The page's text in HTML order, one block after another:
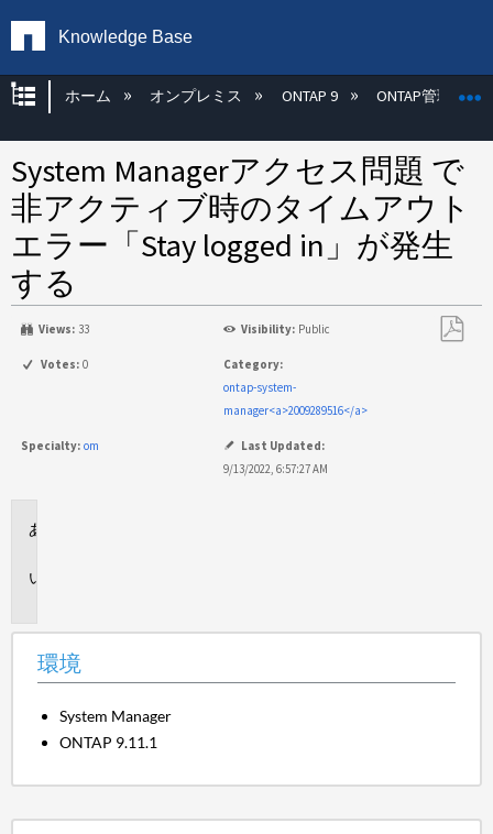
Knowledge Base
グローバル階層を展開/折りたたむ
ホーム オンプレミス ONTAP 9 ONTAP管理
System Managerアクセス問題 で
非アクティブ時のタイムアウト
エラー「Stay logged in」が発生
する
Views: 33 Visibility: Public
Votes: 0
Category:
ontap-system-
manager<a>2009289516</a>
Specialty: om
Last Updated:
9/13/2022, 6:57:27 AM
環境
System Manager
ONTAP 9.11.1